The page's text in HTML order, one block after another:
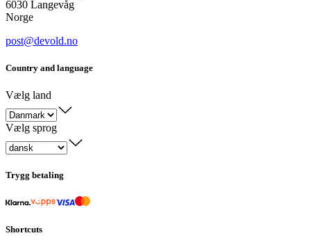
6030 Langevåg
Norge
post@devold.no
Country and language
Vælg land
Vælg sprog
Trygg betaling
Shortcuts